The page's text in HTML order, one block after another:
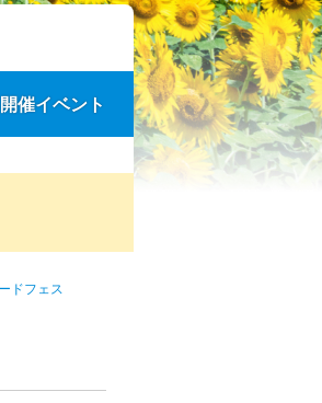
催イベント
ドフェス